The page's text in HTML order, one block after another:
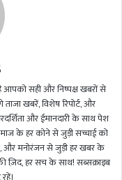
आपको सही और निष्पक्ष खबरों से
खबरें, विशेष रिपोर्ट, और
और ईमानदारी के साथ पेश
के हर कोने से जुड़ी सच्चाई को
और मनोरंजन से जुड़ी हर खबर के
ज़िद, हर सच के साथ! सब्सक्राइब